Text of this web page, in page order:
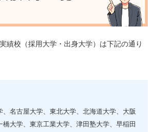
績校（採用大学・出身大学）は下記の通り
、名古屋大学、東北大学、北海道大学、大阪
橋大学、東京工業大学、津田塾大学、早稲田